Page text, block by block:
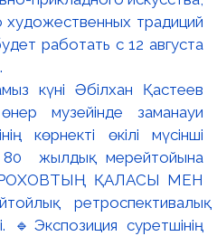
традиций
работать с 12 августа